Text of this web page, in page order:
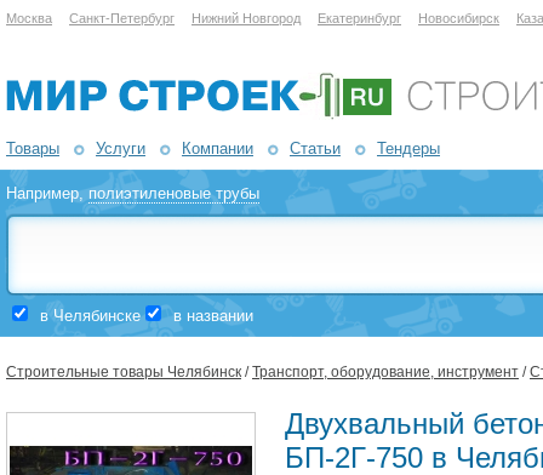
Москва Санкт-Петербург Нижний Новгород Екатеринбург Новосибирск
Товары Услуги Компании Статьи Тендеры
Например,полиэтиленовые трубы
в Челябинске в названии
Строительные товары Челябинск /Транспорт, оборудование, инструмент /
Двухвальный
БП-2Г-750 в